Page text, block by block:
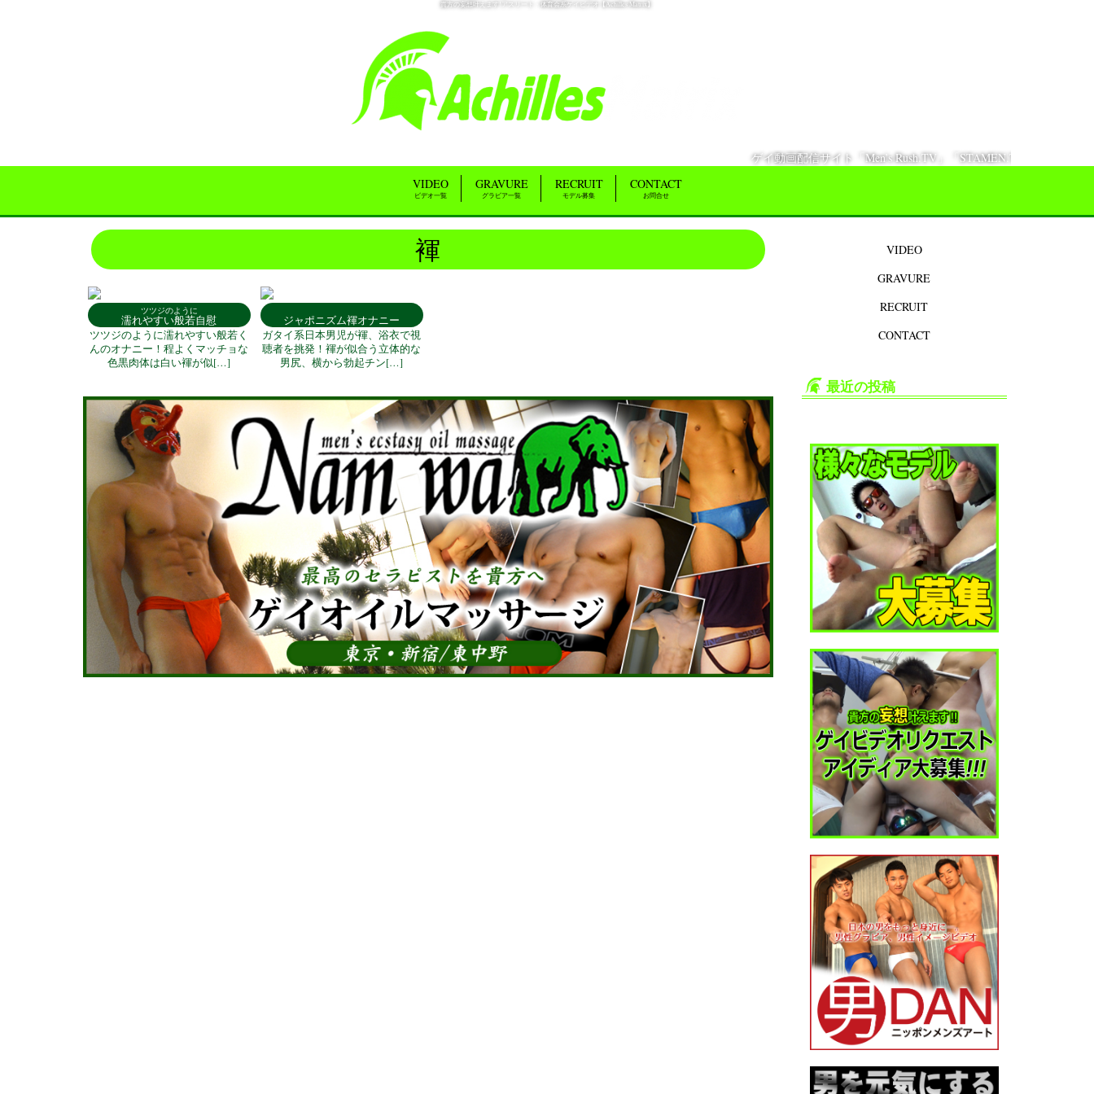
貴方の妄想叶えます!アスリート・体育会系ゲイビデオ【Achilles Matrix】
ゲイ動画配信サイト「Men’s Rush.TV」「STAMEN.TV」にて配信開始！
VIDEO
ビデオ一覧
GRAVURE
グラビア一覧
RECRUIT
モデル募集
CONTACT
お問合せ
褌
ツツジのように
濡れやすい般若自慰
ツツジのように濡れやすい般若く
んのオナニー！程よくマッチョな
色黒肉体は白い褌が似[…]
ジャポニズム褌オナニー
ガタイ系日本男児が褌、浴衣で視
聴者を挑発！褌が似合う立体的な
男尻、横から勃起チン[…]
VIDEO
GRAVURE
RECRUIT
CONTACT
最近の投稿